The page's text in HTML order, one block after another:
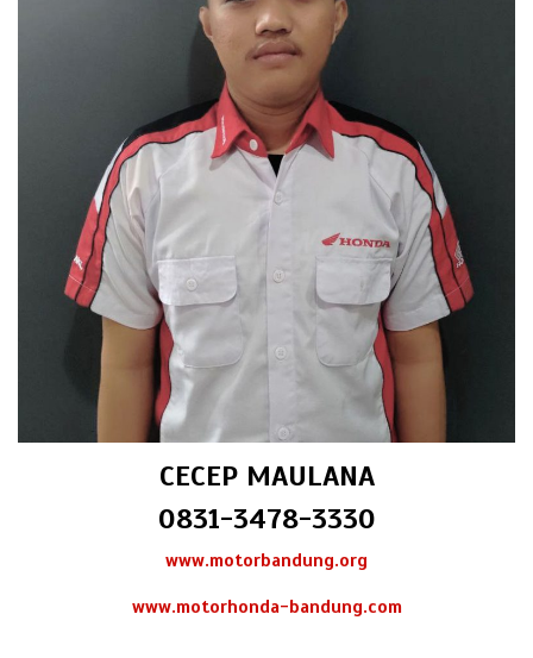
CECEP MAULANA
0831-3478-3330
www.motorbandung.org
www.motorhonda-bandung.com